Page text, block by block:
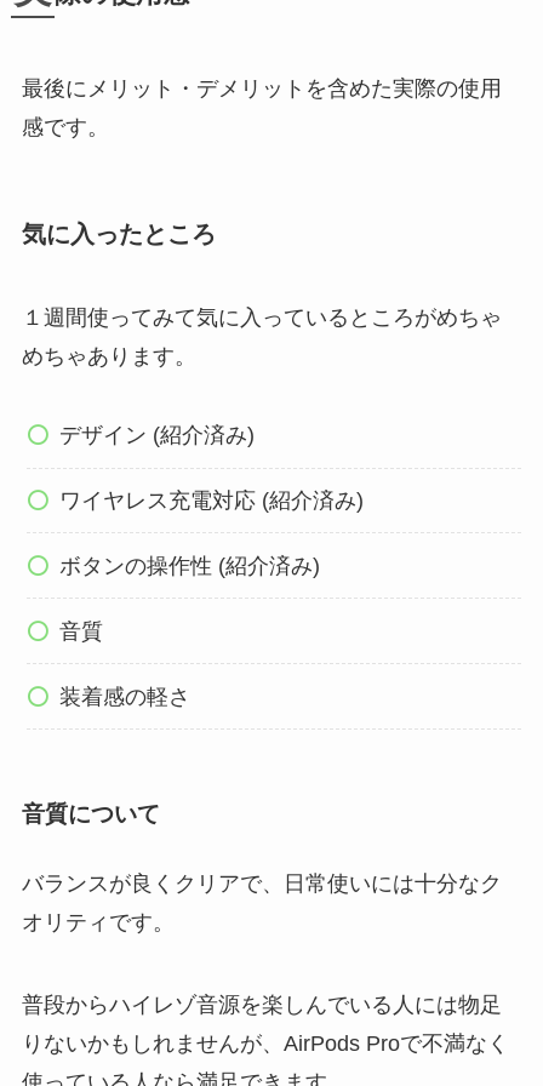
最後にメリット・デメリットを含めた実際の使用
感です。
気に入ったところ
１週間使ってみて気に入っているところがめちゃ
めちゃあります。
デザイン (紹介済み)
ワイヤレス充電対応 (紹介済み)
ボタンの操作性 (紹介済み)
音質
装着感の軽さ
音質について
バランスが良くクリアで、日常使いには十分なク
オリティです。
普段からハイレゾ音源を楽しんでいる人には物足
りないかもしれませんが、AirPods Proで不満なく